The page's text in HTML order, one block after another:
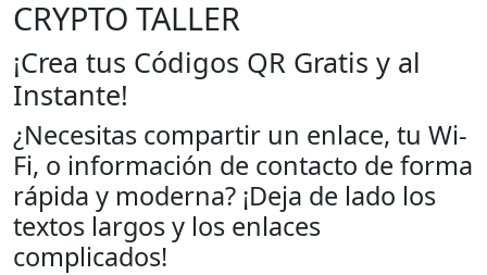
CRYPTO TALLER
¡Crea tus Códigos QR Gratis y al
Instante!
¿Necesitas compartir un enlace, tu Wi-
Fi, o información de contacto de forma
rápida y moderna? ¡Deja de lado los
textos largos y los enlaces
complicados!